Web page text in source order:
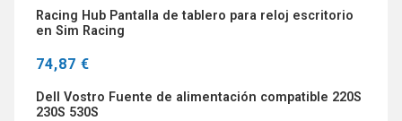
Racing Hub Pantalla de tablero para reloj escritorio
en Sim Racing
74,87 €
Dell Vostro Fuente de alimentación compatible 220S
230S 530S